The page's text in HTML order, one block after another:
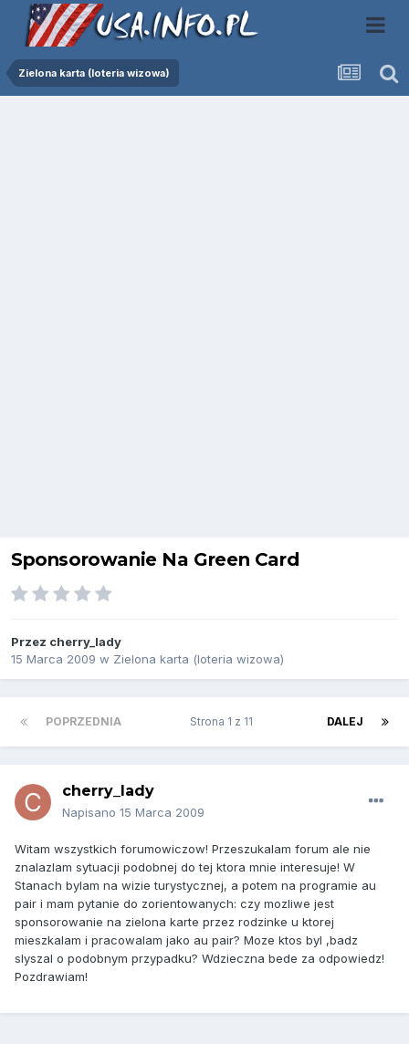
Zielona karta (loteria wizowa)
Sponsorowanie Na Green Card
Przez cherry_lady
15 Marca 2009 w Zielona karta (loteria wizowa)
POPRZEDNIA DALEJ
Strona 1 z 11
cherry_lady
Napisano 15 Marca 2009
Witam wszystkich forumowiczow! Przeszukalam forum ale nie
znalazlam sytuacji podobnej do tej ktora mnie interesuje! W
Stanach bylam na wizie turystycznej, a potem na programie au
pair i mam pytanie do zorientowanych: czy mozliwe jest
sponsorowanie na zielona karte przez rodzinke u ktorej
mieszkalam i pracowalam jako au pair? Moze ktos byl ,badz
slyszal o podobnym przypadku? Wdzieczna bede za odpowiedz!
Pozdrawiam!